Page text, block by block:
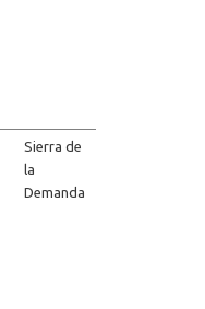
Sierra de
la
Demanda